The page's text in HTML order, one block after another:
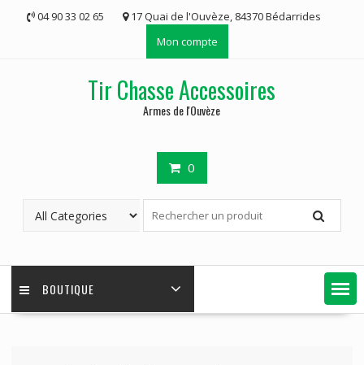
04 90 33 02 65
17 Quai de l'Ouvèze, 84370 Bédarrides
Mon compte
Tir Chasse Accessoires
Armes de l'Ouvèze
0
BOUTIQUE